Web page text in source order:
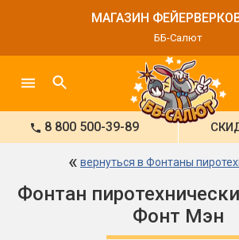
МАГАЗИН
ББ-Салют
8 800 500-39-89
« вернуться в Фонтаны
Фонтан
Фонт Мэн